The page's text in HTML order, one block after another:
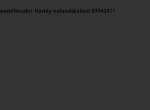
Handy oplaadstation 81942411